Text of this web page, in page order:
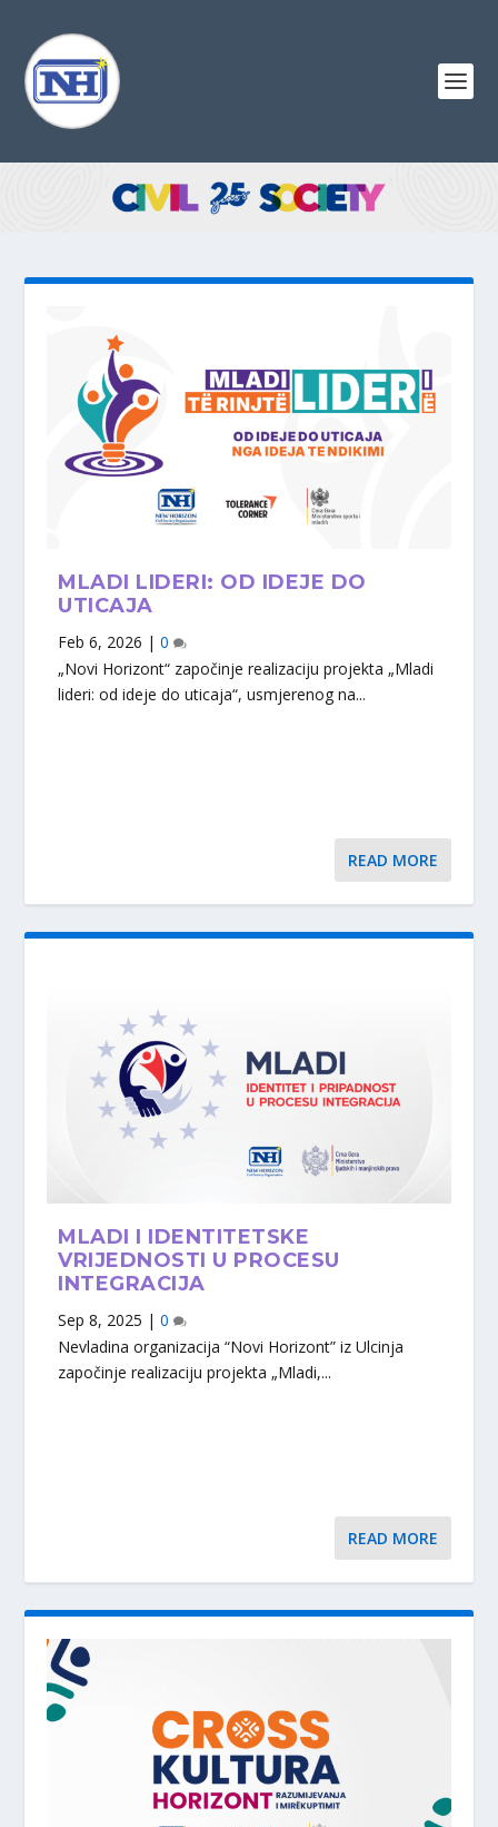
MLADI LIDERI: OD IDEJE DO
UTICAJA
Feb 6, 2026 |0
„Novi Horizont“ započinje realizaciju projekta „Mladi
lideri: od ideje do uticaja“, usmjerenog na...
READ MORE
MLADI I IDENTITETSKE
VRIJEDNOSTI U PROCESU
INTEGRACIJA
Sep 8, 2025 |0
Nevladina organizacija “Novi Horizont” iz Ulcinja
započinje realizaciju projekta „Mladi,...
READ MORE